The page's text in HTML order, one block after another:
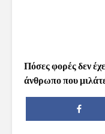
Πόσες φορές δεν
άνθρωπο που